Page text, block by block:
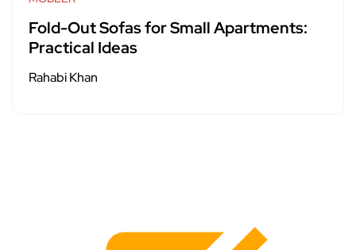
Fold-Out Sofas for Small Apartments:
Practical Ideas
Rahabi Khan